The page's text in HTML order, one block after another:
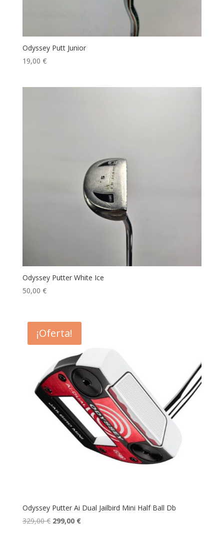
Odyssey Putt Junior
19,00 €
Odyssey Putter White Ice
50,00 €
¡Oferta!
Odyssey Putter Ai Dual Jailbird Mini Half Ball Db
329,00€ El
299,00 €El